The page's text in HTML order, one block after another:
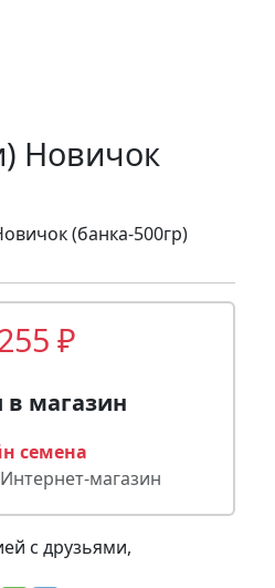
Новичок
₽
в магазин
семена
магазин
с друзьями,